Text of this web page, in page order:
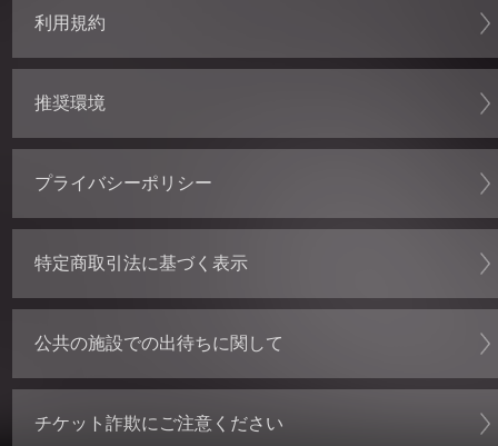
利用規約
推奨環境
プライバシーポリシー
特定商取引法に基づく表示
公共の施設での出待ちに関して
チケット詐欺にご注意ください